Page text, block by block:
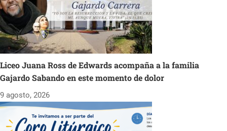
Liceo Juana Ross de Edwards acompaña a la familia
Gajardo Sabando en este momento de dolor
9 agosto, 2026